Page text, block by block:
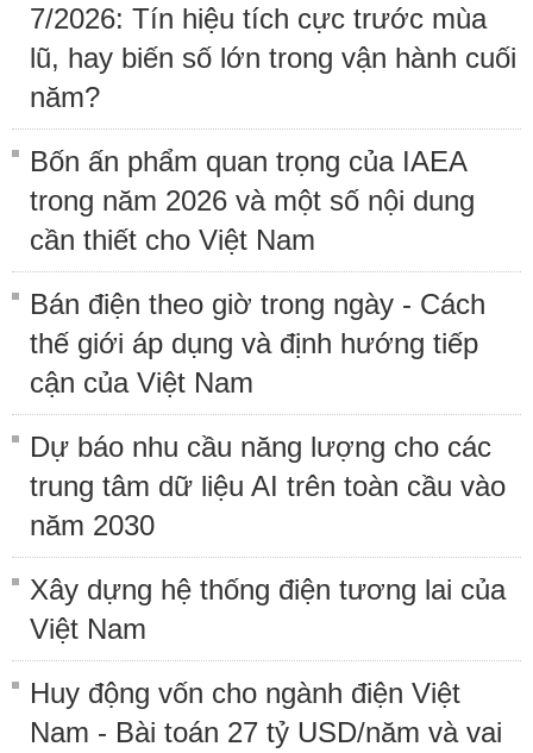
7/2026: Tín hiệu tích cực trước mùa
lũ, hay biến số lớn trong vận hành cuối
năm?
Bốn ấn phẩm quan trọng của IAEA
trong năm 2026 và một số nội dung
cần thiết cho Việt Nam
Bán điện theo giờ trong ngày - Cách
thế giới áp dụng và định hướng tiếp
cận của Việt Nam
Dự báo nhu cầu năng lượng cho các
trung tâm dữ liệu AI trên toàn cầu vào
năm 2030
Xây dựng hệ thống điện tương lai của
Việt Nam
Huy động vốn cho ngành điện Việt
Nam - Bài toán 27 tỷ USD/năm và vai